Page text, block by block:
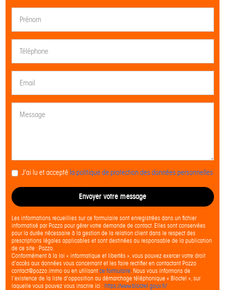
J'ai lu et accepté la politique de protection des données personnelles
Envoyer votre message
Les informations recueillies sur ce formulaire sont enregistrées dans un fichier
informatisé par Pozzo pour gérer votre demande de contact. Elles sont conservées
pour la durée nécessaire à la gestion de la relation client dans le respect des
prescriptions légales applicables et sont destinées au responsable de la publication
de ce site : Pozzo.
Conformément à la loi « informatique et libertés », vous pouvez exercer votre droit
d'accès aux données vous concernant et les faire rectifier en contactant Pozzo
contact@pozzo.immo ou en utilisant ce formulaire. Nous vous informons de
l’existence de la liste d'opposition au démarchage téléphonique « Bloctel », sur
laquelle vous pouvez vous inscrire ici : https://www.bloctel.gouv.fr/